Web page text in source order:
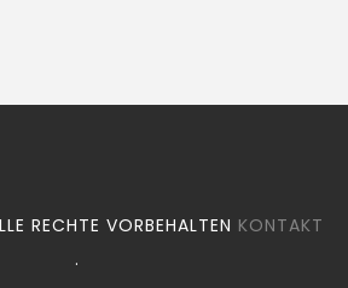
RECHTE VORBEHALTEN KONTAKT
.